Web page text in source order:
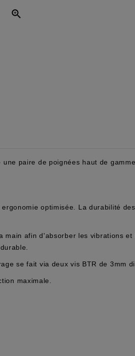

paire de poignées haut de
optimisée. La durabilité
afin d'absorber les vibrations
se fait via deux vis BTR de 3mm
maximale.